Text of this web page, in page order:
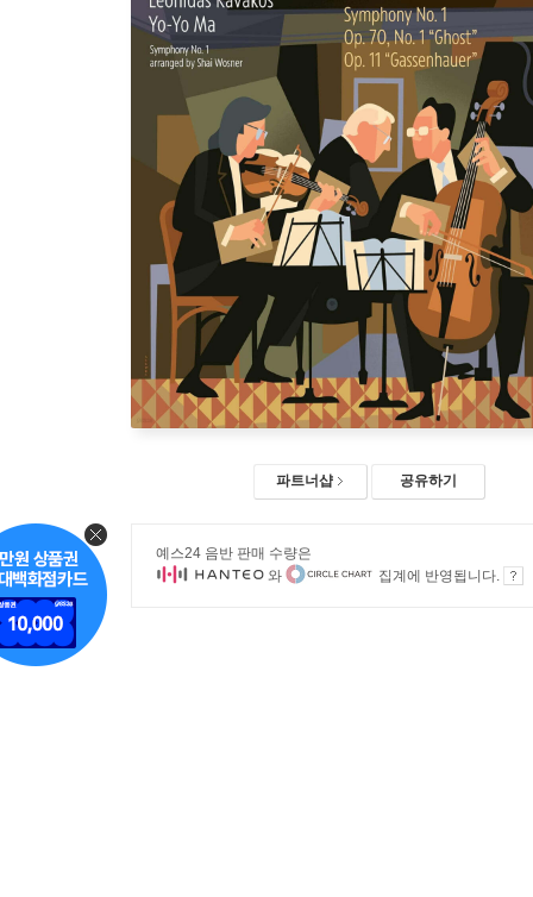
파트너샵 공유하기
예스24 음반 판매 수량은
와
집계에 반영됩니다.